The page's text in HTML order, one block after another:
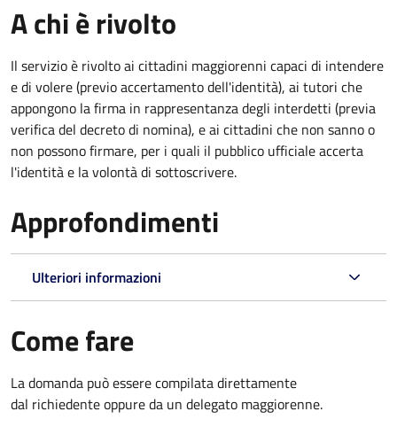
A chi è rivolto
Il servizio è rivolto ai cittadini maggiorenni capaci di intendere
e di volere (previo accertamento dell'identità), ai tutori che
appongono la firma in rappresentanza degli interdetti (previa
verifica del decreto di nomina), e ai cittadini che non sanno o
non possono firmare, per i quali il pubblico ufficiale accerta
l'identità e la volontà di sottoscrivere.
Approfondimenti
Ulteriori informazioni
Come fare
La domanda può essere compilata direttamente
dal richiedente oppure da un delegato maggiorenne.